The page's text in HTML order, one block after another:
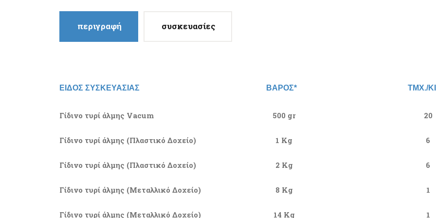
περιγραφή συσκευασίες
EΙΔΟΣ ΣΥΣΚΕΥΑΣΙΑΣ ΒΑΡΟΣ* ΤMX./
Γίδινο τυρί άλμης Vacum 500 gr 20
Γίδινο τυρί άλμης (Πλαστικό Δοχείο) 1 Kg 6
Γίδινο τυρί άλμης (Πλαστικό Δοχείο) 2 Kg 6
Γίδινο τυρί άλμης (Μεταλλικό Δοχείο) 8 Kg 1
Γίδινο τυρί άλμης (Μεταλλικό Δοχείο) 14 Kg 1